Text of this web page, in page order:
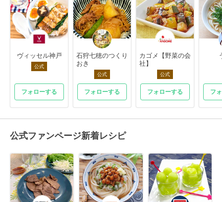
ヴィッセル神戸
公式
フォローする
石狩七穂のつくり
おき
公式
フォローする
カゴメ【野菜の会
社】
公式
フォローする フ
公式ファンページ新着レシピ